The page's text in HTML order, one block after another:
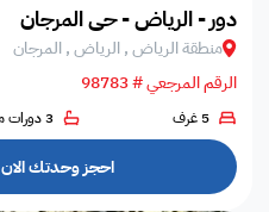
دور - الرياض - حي المرجان
منطقة الرياض , الرياض , المرجان
الرقم المرجعي # 98783
5 غرف 3 دورات مياه
احجز وحدتك الان